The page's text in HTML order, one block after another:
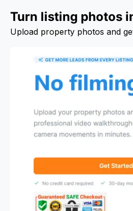
Turn listing photos
Upload property photos and